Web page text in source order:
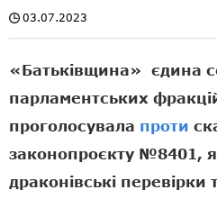
03.07.2023
«Батьківщина» єдина
парламентських
проголосувала проти
законопроєкту №8401,
драконівські